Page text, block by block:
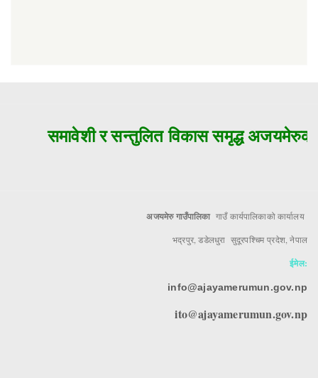
समावेशी र सन्तुलित विकास समृद्ध
अजयमेरु गाउँपालिका गाउँ कार्यपालिकाको कार्यालय
भद्रपुर, डडेलधुरा सुदूरपश्चिम प्रदेश, नेपाल
ईमेल:
info@ajayamerumun.gov.np
ito@ajayamerumun.gov.np